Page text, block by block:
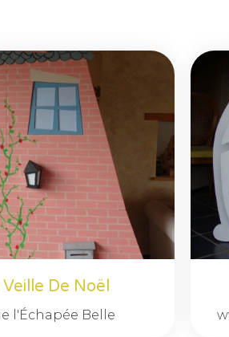
De Noël
l'Échapée Belle